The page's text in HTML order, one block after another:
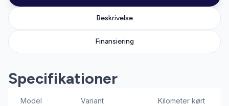
Beskrivelse
Finansiering
Specifikationer
Model Variant Kilometer kørt